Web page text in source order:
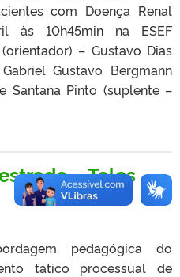
com Doença Renal
às 10h45min na ESEF
– Gustavo Dias
Gustavo Bergmann
Santana Pinto (suplente –
– Tales
pedagógica do
tático processual de